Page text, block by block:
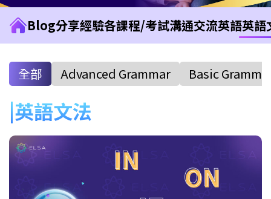
Blog分享經驗各課程/考試溝通交流英語英語
全部 Advanced Grammar Basic
英語文法